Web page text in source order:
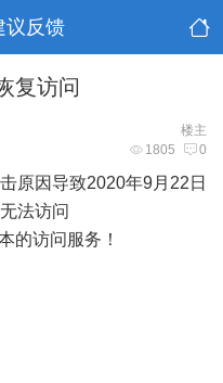
议反馈
复访问
楼主
1805 0
原因导致2020年9月22日
法访问
的访问服务！